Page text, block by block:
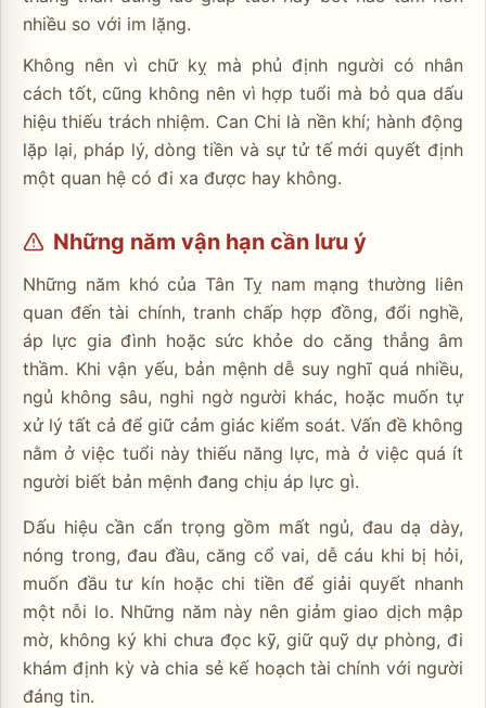
nhiều so với im lặng.
Không nên vì chữ kỵ mà phủ định người có nhân
cách tốt, cũng không nên vì hợp tuổi mà bỏ qua dấu
hiệu thiếu trách nhiệm. Can Chi là nền khí; hành động
lặp lại, pháp lý, dòng tiền và sự tử tế mới quyết định
một quan hệ có đi xa được hay không.
Những năm vận hạn cần lưu ý
Những năm khó của Tân Tỵ nam mạng thường liên
quan đến tài chính, tranh chấp hợp đồng, đổi nghề,
áp lực gia đình hoặc sức khỏe do căng thẳng âm
thầm. Khi vận yếu, bản mệnh dễ suy nghĩ quá nhiều,
ngủ không sâu, nghi ngờ người khác, hoặc muốn tự
xử lý tất cả để giữ cảm giác kiểm soát. Vấn đề không
nằm ở việc tuổi này thiếu năng lực, mà ở việc quá ít
người biết bản mệnh đang chịu áp lực gì.
Dấu hiệu cần cẩn trọng gồm mất ngủ, đau dạ dày,
nóng trong, đau đầu, căng cổ vai, dễ cáu khi bị hỏi,
muốn đầu tư kín hoặc chi tiền để giải quyết nhanh
một nỗi lo. Những năm này nên giảm giao dịch mập
mờ, không ký khi chưa đọc kỹ, giữ quỹ dự phòng, đi
khám định kỳ và chia sẻ kế hoạch tài chính với người
đáng tin.